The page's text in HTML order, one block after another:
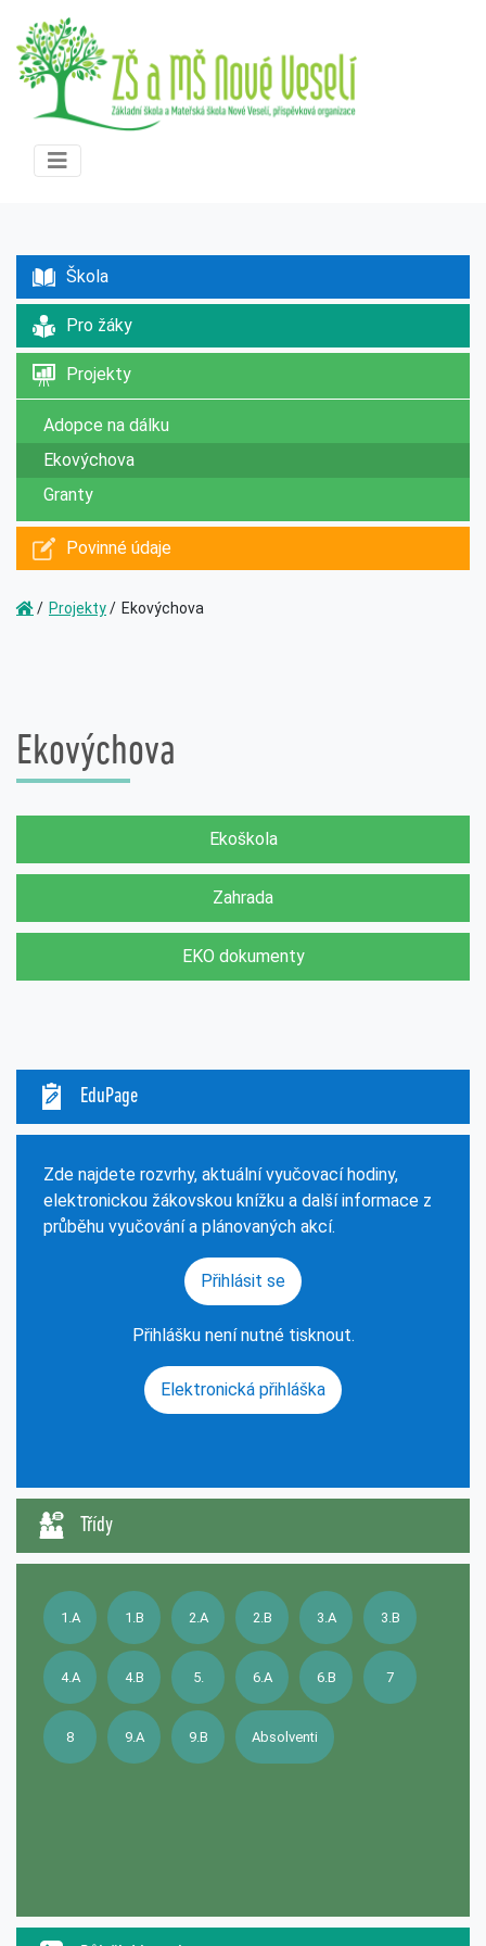
Škola
Pro žáky
Projekty
Adopce na dálku
Ekovýchova
Granty
Povinné údaje
Projekty Ekovýchova
Ekovýchova
Ekoškola
Zahrada
EKO dokumenty
EduPage
Zde najdete rozvrhy, aktuální vyučovací hodiny,
elektronickou žákovskou knížku a další informace z
průběhu vyučování a plánovaných akcí.
Přihlásit se
Přihlášku není nutné tisknout.
Elektronická přihláška
Třídy
1.A 1.B 2.A 2.B 3.A 3.B
4.A 4.B 5. 6.A 6.B 7
8 9.A 9.B Absolventi